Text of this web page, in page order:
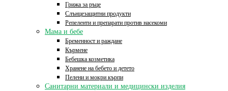
Грижа за ръце
Слънцезащитни продукти
Репеленти и препарати против насекоми
Мама и бебе
Бременност и раждане
Кърмене
Бебешка козметика
Хранене на бебето и детето
Пелени и мокри кърпи
Санитарни материали и медицински изделия